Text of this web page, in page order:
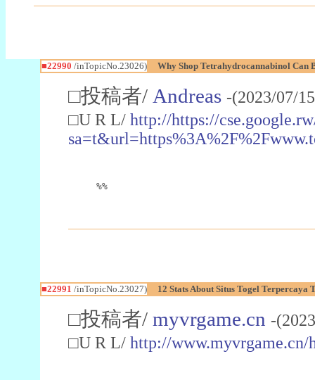
■22990 /inTopicNo.23026) Why Shop Tetrahydrocannabinol Can
□投稿者/ Andreas -(2023/07/
□U R L/ http://https://
%%
■22991 /inTopicNo.23027) 12 Stats About Situs Togel Terpercaya
□投稿者/ myvrgame.cn -
□U R L/ http://www.myvrgame.cn/